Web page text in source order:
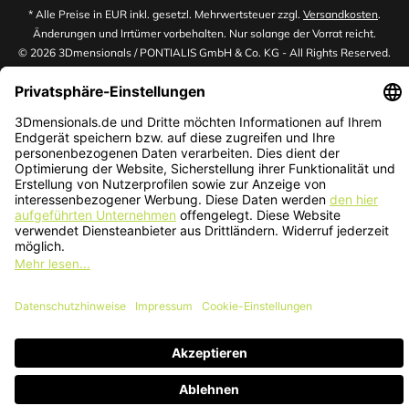
* Alle Preise in EUR inkl. gesetzl. Mehrwertsteuer zzgl. Versandkosten.
Änderungen und Irrtümer vorbehalten. Nur solange der Vorrat reicht.
© 2026 3Dmensionals / PONTIALIS GmbH & Co. KG - All Rights Reserved.​
Kundenbewertung